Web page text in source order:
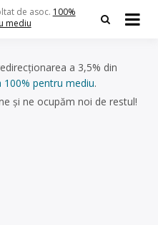
de asoc. 100%
mediu
a 3,5% din
100% pentru mediu.
și ne ocupăm noi de restul!